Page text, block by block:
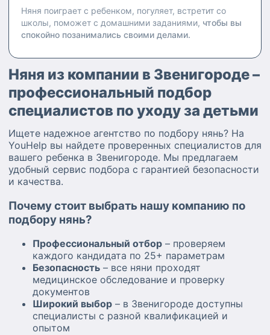
Няня поиграет с ребенком, погуляет, встретит со
школы, поможет с домашними заданиями, чтобы вы
спокойно позанимались своими делами.
Няня из компании в Звенигороде –
профессиональный подбор
специалистов по уходу за детьми
Ищете надежное агентство по подбору нянь? На
YouHelp вы найдете проверенных специалистов для
вашего ребенка в Звенигороде. Мы предлагаем
удобный сервис подбора с гарантией безопасности
и качества.
Почему стоит выбрать нашу компанию по
подбору нянь?
Профессиональный отбор – проверяем
каждого кандидата по 25+ параметрам
Безопасность – все няни проходят
медицинское обследование и проверку
документов
Широкий выбор – в Звенигороде доступны
специалисты с разной квалификацией и
опытом